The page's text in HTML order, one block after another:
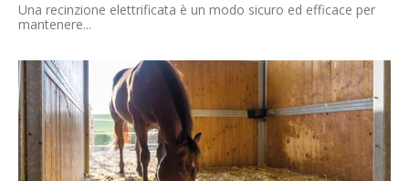
Una recinzione elettrificata è un modo sicuro ed efficace per
mantenere...